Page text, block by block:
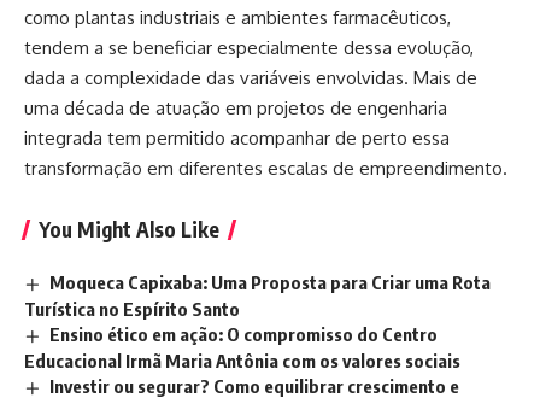
como plantas industriais e ambientes farmacêuticos,
tendem a se beneficiar especialmente dessa evolução,
dada a complexidade das variáveis envolvidas. Mais de
uma década de atuação em projetos de engenharia
integrada tem permitido acompanhar de perto essa
transformação em diferentes escalas de empreendimento.
You Might Also Like
Moqueca Capixaba: Uma Proposta para Criar uma Rota
Turística no Espírito Santo
Ensino ético em ação: O compromisso do Centro
Educacional Irmã Maria Antônia com os valores sociais
Investir ou segurar? Como equilibrar crescimento e